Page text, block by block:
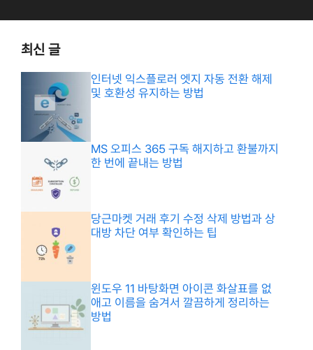
최신 글
인터넷 익스플로러 엣지 자동 전환 해제
및 호환성 유지하는 방법
MS 오피스 365 구독 해지하고 환불까지
한 번에 끝내는 방법
당근마켓 거래 후기 수정 삭제 방법과 상
대방 차단 여부 확인하는 팁
윈도우 11 바탕화면 아이콘 화살표를 없
애고 이름을 숨겨서 깔끔하게 정리하는
방법